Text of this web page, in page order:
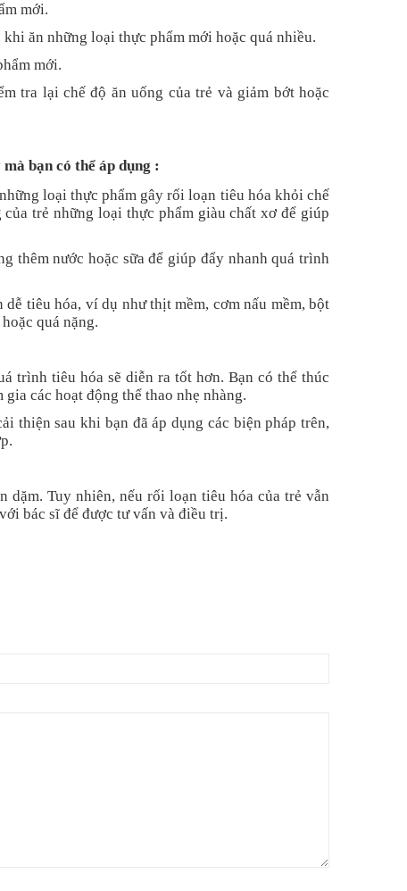
mới.
ăn những loại thực phẩm mới hoặc quá nhiều.
mới.
tra lại chế độ ăn uống của trẻ và giảm bớt hoặc
bạn có thể áp dụng :
loại thực phẩm gây rối loạn tiêu hóa khỏi chế
trẻ những loại thực phẩm giàu chất xơ để giúp
thêm nước hoặc sữa để giúp đẩy nhanh quá trình
tiêu hóa, ví dụ như thịt mềm, cơm nấu mềm, bột
quá nặng.
trình tiêu hóa sẽ diễn ra tốt hơn. Bạn có thể thúc
các hoạt động thể thao nhẹ nhàng.
thiện sau khi bạn đã áp dụng các biện pháp trên,
Tuy nhiên, nếu rối loạn tiêu hóa của trẻ vẫn
bác sĩ để được tư vấn và điều trị.